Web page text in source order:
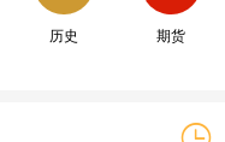
历史 期货